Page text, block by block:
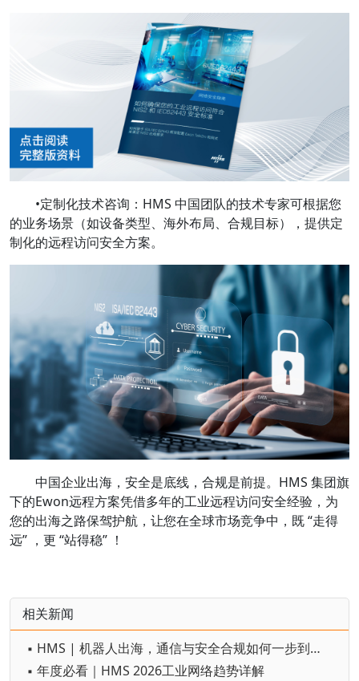
•定制化技术咨询：HMS 中国团队的技术专家可根据您
的业务场景（如设备类型、海外布局、合规目标），提供定
制化的远程访问安全方案。
中国企业出海，安全是底线，合规是前提。HMS 集团旗
下的Ewon远程方案凭借多年的工业远程访问安全经验，为
您的出海之路保驾护航，让您在全球市场竞争中，既 “走得
远” ，更 “站得稳” ！
相关新闻
▪ HMS | 机器人出海，通信与安全合规如何一步到位？
▪ 年度必看｜HMS 2026工业网络趋势详解